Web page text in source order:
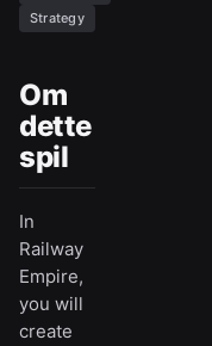
Strategy
Om
dette
spil
In
Railway
Empire,
you will
create